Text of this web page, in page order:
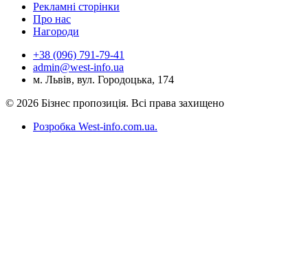
Рекламні сторінки
Про нас
Нагороди
+38 (096) 791-79-41
admin@west-info.ua
м. Львів, вул. Городоцька, 174
© 2026 Бізнес пропозиція. Всі права захищено
Розробка West-info.com.ua.